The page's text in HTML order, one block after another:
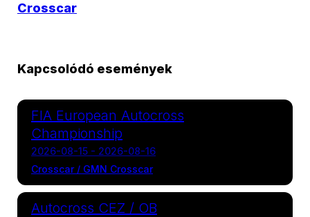
Crosscar
Kapcsolódó események
FIA European Autocross
Championship
2026-08-15 - 2026-08-16
Crosscar / GMN Crosscar
Autocross CEZ / OB